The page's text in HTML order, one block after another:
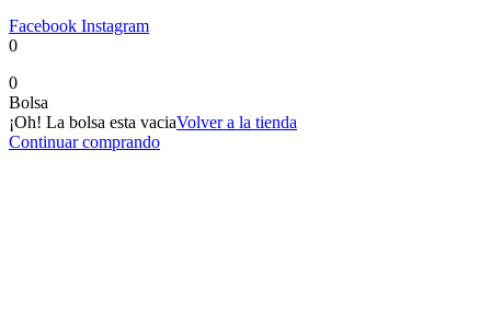
Facebook Instagram
0
0
Bolsa
¡Oh! La bolsa esta vaciaVolver a la tienda
Continuar comprando